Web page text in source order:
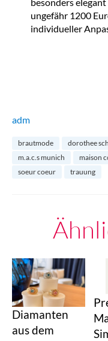
ungefähr 1200
individueller
adm
brautmode dorothee
m.a.c.s munich
maison
soeur coeur
trauung
Diamanten
aus dem